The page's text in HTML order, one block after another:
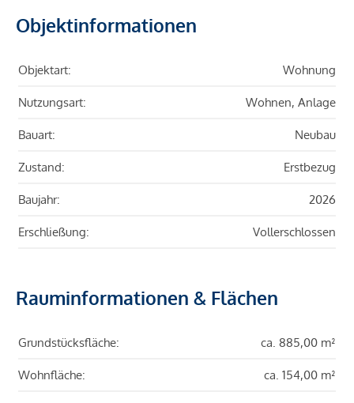
Objektinformationen
Objektart: Wohnung
Nutzungsart: Wohnen, Anlage
Bauart: Neubau
Zustand: Erstbezug
Baujahr: 2026
Erschließung: Vollerschlossen
Rauminformationen & Flächen
Grundstücksfläche: ca. 885,00 m²
Wohnfläche: ca. 154,00 m²